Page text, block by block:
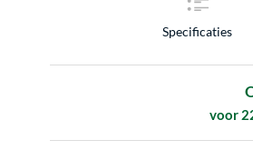
Specificaties
voor